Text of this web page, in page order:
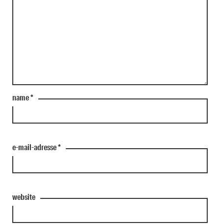
name*
e-mail-adresse*
website